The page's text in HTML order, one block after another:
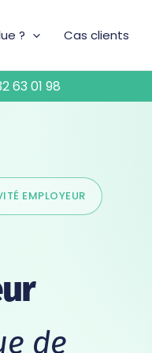
? Cas clients
63 01 98
EMPLOYEUR
de